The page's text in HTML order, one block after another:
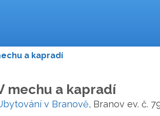
a kapradí
mechu a kapradí
v Branově, Branov ev. č.